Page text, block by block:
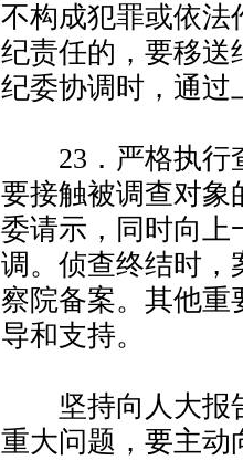
不构成犯罪或依法
纪责任的，要移送
纪委协调时，通过
23．严格执行查
要接触被调查对象
委请示，同时向上
调。侦查终结时，
察院备案。其他重
导和支持。
坚持向人大报告
重大问题，要主动